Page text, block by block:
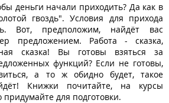
деньги начали приходить? Да как в
гвоздь". Условия для прихода
Вот, предположим, найдёт вас
предложением. Работа - сказка,
сказка! Вы готовы взяться за
функций? Если не готовы,
а то ж обидно будет, такое
Книжки почитайте, на курсы
придумайте для подготовки.